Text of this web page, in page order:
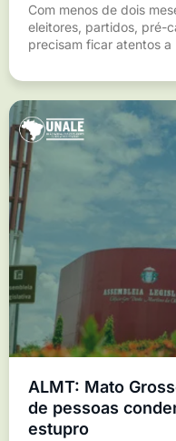
Com menos de dois
eleitores, partidos, pré-
precisam ficar atentos a
ALMT: Mato
de pessoas
estupro